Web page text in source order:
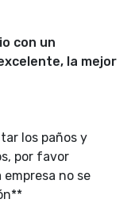
con un
la mejor
los paños y
por favor
no se